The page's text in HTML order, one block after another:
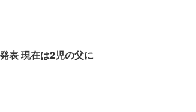
表 現在は2児の父に